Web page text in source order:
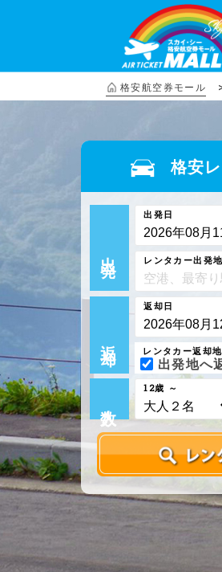
格安航空券モール
格安
出発日
レンタカー出発地
返却日
レンタカー返却地
出発地へ
12歳 ～